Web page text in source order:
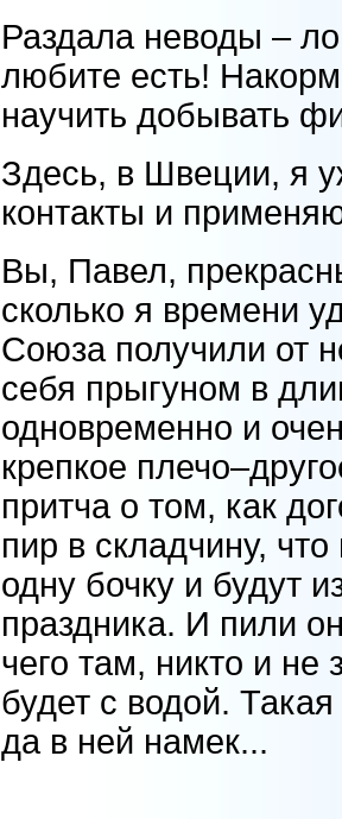
Раздала неводы –
любите есть!
научить добывать
Здесь, в Швеции, я
контакты и
Вы, Павел,
сколько я времени
Союза получили от
себя прыгуном в
одновременно и
крепкое
притча о том, как
пир в складчину,
одну бочку и будут
праздника. И пили
чего там, никто и не
будет с водой.
да в ней намек...